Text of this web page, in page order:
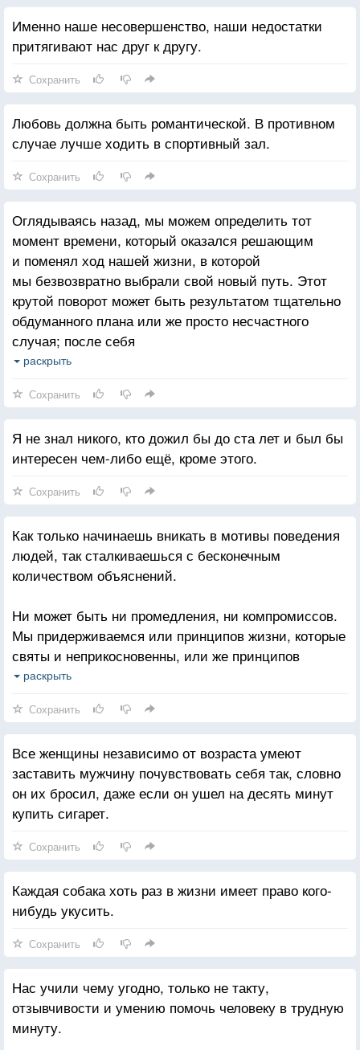
Именно наше несовершенство, наши недостатки
притягивают нас друг к другу.
Сохранить
Любовь должна быть романтической. В противном
случае лучше ходить в спортивный зал.
Сохранить
Оглядываясь назад, мы можем определить тот
момент времени, который оказался решающим
и поменял ход нашей жизни, в которой
мы безвозвратно выбрали свой новый путь. Этот
крутой поворот может быть результатом тщательно
обдуманного плана или же просто несчастного
случая; после себя
мы оставляем либо счастье, либо разрушение,
к еще более страшной катастрофе; но пути назад
нет. Это может быть момент в полном смысле
слова — секундный поворот руля, обмен взглядами,
брошенная фраза — или же это может быть долгий
мучительно принимается решение - за это время
сотни раз поворачивается руль вашей машины,
накапливаются незначительные запланированные
неприятности.
раскрыть
Сохранить
Я не знал никого, кто дожил бы до ста лет и был бы
интересен чем-либо ещё, кроме этого.
Сохранить
Как только начинаешь вникать в мотивы поведения
людей, так сталкиваешься с бесконечным
количеством объяснений.
Ни может быть ни промедления, ни компромиссов.
Мы придерживаемся или принципов жизни, которые
святы и неприкосновенны, или же принципов
смерти, воплощения зла. Но если мы посмотрим на
смерти.
А между тем, если ты увидишь, что я сижу в
кресле, уставившись в потолок, то знай, что я
размышляю о Карле Марксе, а не о блондинках и
рыжих.
раскрыть
Сохранить
Все женщины независимо от возраста умеют
заставить мужчину почувствовать себя так, словно
он их бросил, даже если он ушел на десять минут
купить сигарет.
Сохранить
Каждая собака хоть раз в жизни имеет право кого-
нибудь укусить.
Сохранить
Нас учили чему угодно, только не такту,
отзывчивости и умению помочь человеку в трудную
минуту.